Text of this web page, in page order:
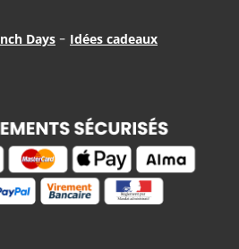
Days - Idées cadeaux